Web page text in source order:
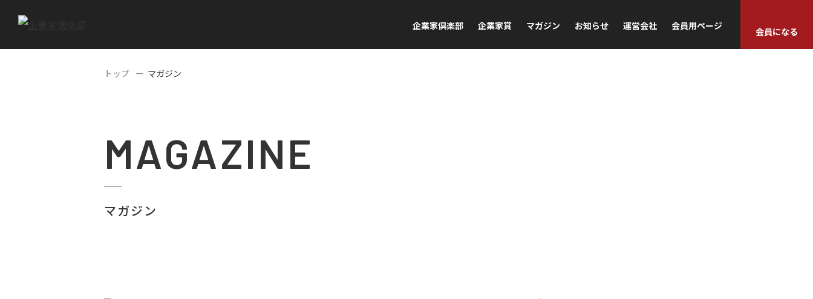
企業家倶楽部 企業家賞 マガジン お知らせ 運営会社 会員用ページ
会員になる
トップ マガジン
MAGAZINE
マガジン